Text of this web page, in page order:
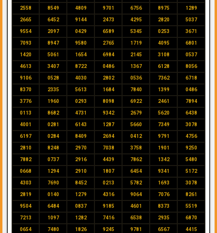
2558 8549 4809 9701 6756 8975 1289
2665 6452 9144 2473 4295 2820 5037
9554 2097 0429 6589 5345 0253 3671
7093 8947 9580 2765 1719 4095 6801
1420 5061 1654 6984 2145 3108 0537
4613 3407 8722 0486 1367 6128 8056
9106 0528 4030 2802 0536 7362 6718
8370 2335 5613 1684 7840 1399 0486
3776 1960 0293 8098 6922 2461 7894
0113 8682 4731 9342 2679 5620 6438
4001 0281 6143 1287 5660 7349 3078
6197 0284 8409 2694 0412 9791 4756
2810 8248 2970 7038 3758 1901 9250
7882 0737 2916 4439 7862 1342 5480
0668 1294 2910 1807 6454 9341 5172
4303 7690 8452 0213 5782 1693 3078
2819 0140 1279 4316 9064 7076 8261
9504 6484 0837 9185 4601 8373 5519
7213 1097 1282 7416 6538 2935 6870
0654 7480 1826 9245 9781 6567 4415